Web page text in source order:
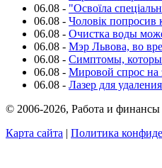
06.08 - "Освоїла
06.08 - Чоловік попросив
06.08 - Очистка воды
06.08 - Мэр Львова, во
06.08 - Симптомы,
06.08 - Мировой спрос на
06.08 - Лазер для
© 2006-2026, Работа и
Карта сайта | Политика